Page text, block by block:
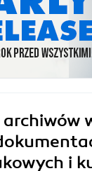
archiwów
i